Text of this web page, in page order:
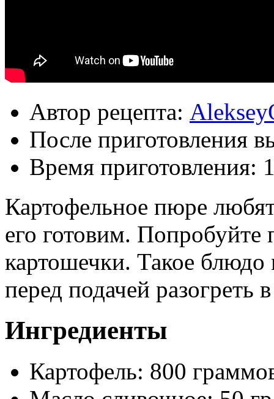
Автор рецепта:
После приготовления
Время приготовления:
Картофельное пюре
его готовим. Попробуйте
картошечки. Такое блюдо
перед подачей разогреть
Ингредиенты
Картофель: 800